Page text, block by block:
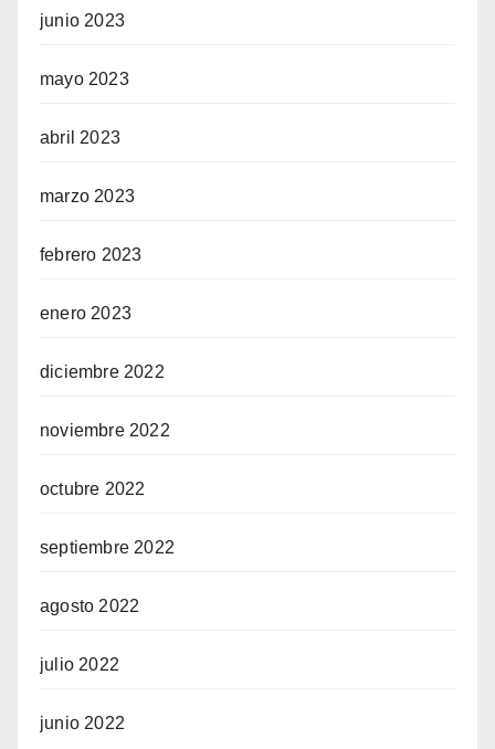
junio 2023
mayo 2023
abril 2023
marzo 2023
febrero 2023
enero 2023
diciembre 2022
noviembre 2022
octubre 2022
septiembre 2022
agosto 2022
julio 2022
junio 2022